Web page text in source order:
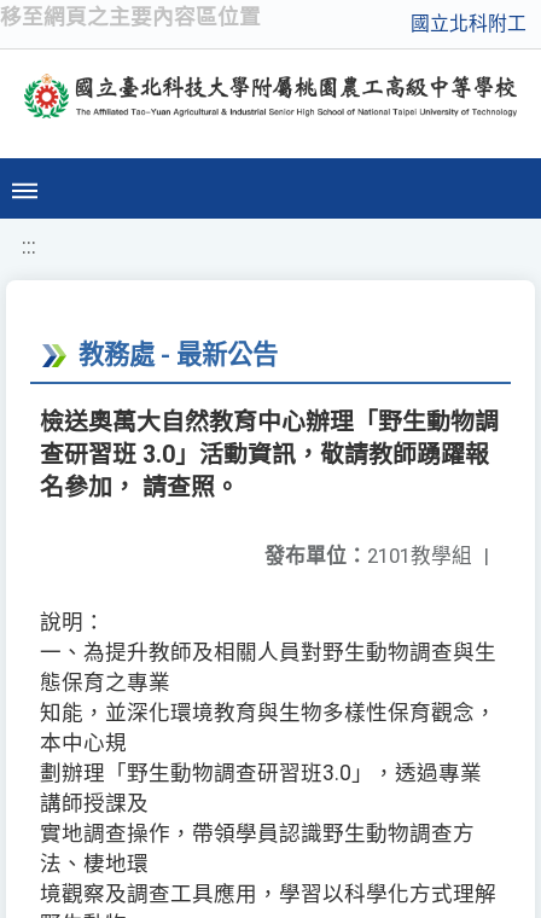
移至網頁之主要內容區位置 國立北科附工
:::
教務處 - 最新公告
檢送奧萬大自然教育中心辦理「野生動物調
查研習班 3.0」活動資訊，敬請教師踴躍報
名參加， 請查照。
發布單位： 2101教學組 |
說明：
一、為提升教師及相關人員對野生動物調查與生
態保育之專業
知能，並深化環境教育與生物多樣性保育觀念，
本中心規
劃辦理「野生動物調查研習班3.0」，透過專業
講師授課及
實地調查操作，帶領學員認識野生動物調查方
法、棲地環
境觀察及調查工具應用，學習以科學化方式理解